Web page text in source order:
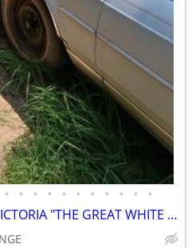
• • • • • • • • • • •
1985 FORD LTD CROWN VICTORIA "THE GREAT WHITE HYPE"